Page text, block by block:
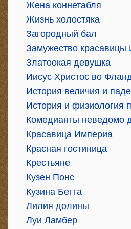
Жена коннетабля
Жизнь холостяка
Загородный бал
Замужество красавицы
Златоокая девушка
Иисус Христос во
История величия и
История и физиология
Комедианты неведомо
Красавица Империа
Красная гостиница
Крестьяне
Кузен Понс
Кузина Бетта
Лилия долины
Луи Ламбер